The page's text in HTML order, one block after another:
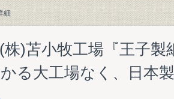
細
株)苫小牧工場『王子
る大工場なく、日本